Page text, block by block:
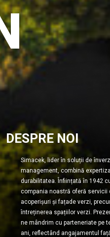
DESPRE NOI
Simacek, lider în soluții de
management, combină
durabilitatea. Înființată în 1942
compania noastră oferă servicii
acoperișuri și fațade verzi,
întreținerea spațiilor verzi.
ne mândrim cu parteneriate pe
ani, reflectând angajamentul